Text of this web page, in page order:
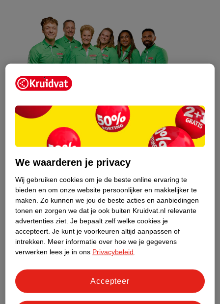
Kruidvat is een erkend specialist in
zelfzorg, ook online. Wat je
gezondheidsvraag ook is, stel hem aan
Stel je gezondheidsvraag
Ook in deze winkel
Kruidvat.nl ophaalpunt
Laat je bestelling snel en gemakkelijk bezorgen in de
We waarderen je privacy
Wij gebruiken cookies om je de beste online ervaring te
bieden en om onze website persoonlijker en makkelijker te
maken. Zo kunnen we jou de beste acties en aanbiedingen
tonen en zorgen we dat je ook buiten Kruidvat.nl relevante
advertenties ziet. Je bepaalt zelf welke cookies je
accepteert. Je kunt je voorkeuren altijd aanpassen of
intrekken.
Meer informatie over hoe we je gegevens
verwerken lees je in ons Privacybeleid
Accepteer